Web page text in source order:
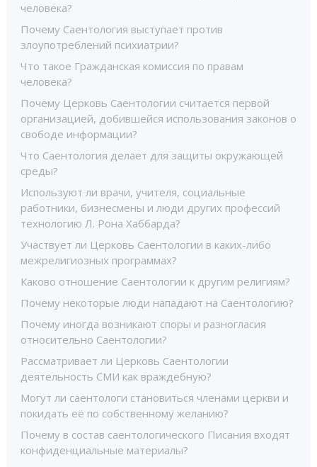
человека?
Почему Саентология выступает против
злоупотреблений психиатрии?
Что такое Гражданская комиссия по правам
человека?
Почему Церковь Саентологии считается первой
организацией, добившейся использования законов о
свободе информации?
Что Саентология делает для защиты окружающей
среды?
Используют ли врачи, учителя, социальные
работники, бизнесмены и люди других профессий
технологию Л. Рона Хаббарда?
Участвует ли Церковь Саентологии в каких-либо
межрелигиозных программах?
Каково отношение Саентологии к другим религиям?
Почему некоторые люди нападают на Саентологию?
Почему иногда возникают споры и разногласия
относительно Саентологии?
Рассматривает ли Церковь Саентологии
деятельность СМИ как враждебную?
Могут ли саентологи становиться членами церкви и
покидать её по собственному желанию?
Почему в состав саентологического Писания входят
конфиденциальные материалы?